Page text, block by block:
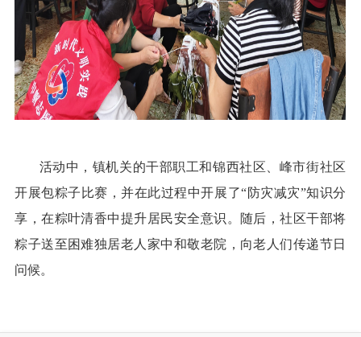
活动中，镇机关的干部职工和锦西社区、峰市街社区
开展包粽子比赛，并在此过程中开展了“防灾减灾”知识分
享，在粽叶清香中提升居民安全意识。随后，社区干部将
粽子送至困难独居老人家中和敬老院，向老人们传递节日
问候。